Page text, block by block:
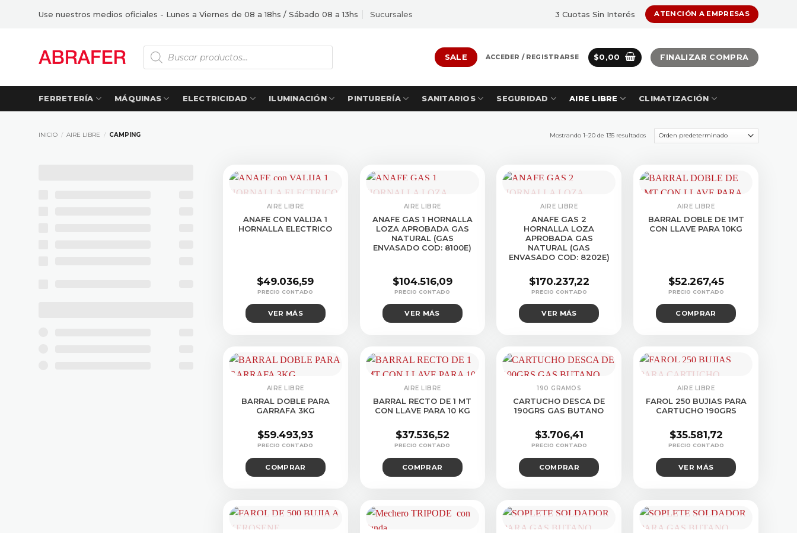
Use nuestros medios oficiales - Lunes a Viernes de 08 a 18hs / Sábado 08 a 13hs Sucursales 3 Cuotas Sin Interés ATENCIÓN A EMPRESAS
Búsqueda
de
productos
SALE ACCEDER / REGISTRARSE $0,00 FINALIZAR COMPRA
FERRETERÍA MÁQUINAS ELECTRICIDAD ILUMINACIÓN PINTURERÍA SANITARIOS SEGURIDAD AIRE LIBRE CLIMATIZACIÓN
INICIO / AIRE LIBRE / CAMPING Mostrando 1–20 de 135 resultados
AIRE LIBRE
ANAFE CON VALIJA 1
HORNALLA ELECTRICO
$49.036,59
VER MÁS
AIRE LIBRE
ANAFE GAS 1 HORNALLA
LOZA APROBADA GAS
NATURAL (GAS
ENVASADO COD: 8100E)
$104.516,09
VER MÁS
AIRE LIBRE
ANAFE GAS 2
HORNALLA LOZA
APROBADA GAS
NATURAL (GAS
ENVASADO COD: 8202E)
$170.237,22
VER MÁS
AIRE LIBRE
BARRAL DOBLE DE 1MT
CON LLAVE PARA 10KG
$52.267,45
COMPRAR
AIRE LIBRE
BARRAL DOBLE PARA
GARRAFA 3KG
$59.493,93
COMPRAR
AIRE LIBRE
BARRAL RECTO DE 1 MT
CON LLAVE PARA 10 KG
$37.536,52
COMPRAR
190 GRAMOS
CARTUCHO DESCA DE
190GRS GAS BUTANO
$3.706,41
COMPRAR
AIRE LIBRE
FAROL 250 BUJIAS PARA
CARTUCHO 190GRS
$35.581,72
VER MÁS